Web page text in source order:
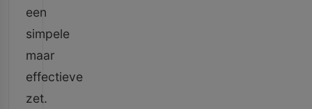
een
simpele
maar
effectieve
zet.